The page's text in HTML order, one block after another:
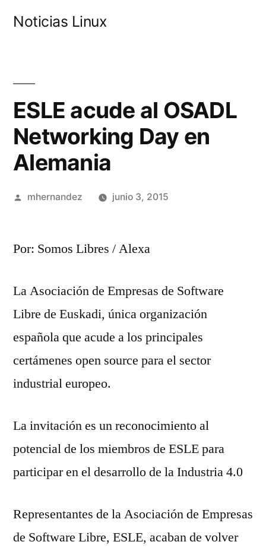
Noticias Linux
ESLE acude al OSADL
Networking Day en
Alemania
Publicado
mhernandez junio 3, 2015
Por: Somos Libres / Alexa
La Asociación de Empresas de Software
Libre de Euskadi, única organización
española que acude a los principales
certámenes open source para el sector
industrial europeo.
La invitación es un reconocimiento al
potencial de los miembros de ESLE para
participar en el desarrollo de la Industria 4.0
Representantes de la Asociación de Empresas
de Software Libre, ESLE, acaban de volver